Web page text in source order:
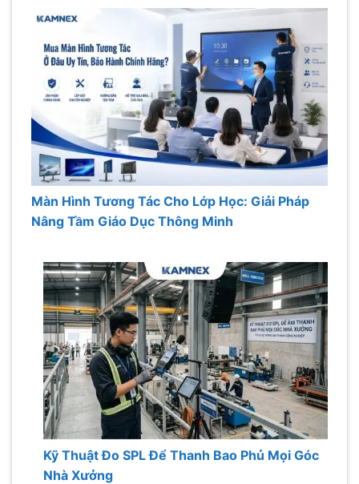
Màn Hình Tương Tác Cho Lớp Học: Giải Pháp
Nâng Tầm Giáo Dục Thông Minh
Kỹ Thuật Đo SPL Để Thanh Bao Phủ Mọi Góc
Nhà Xưởng